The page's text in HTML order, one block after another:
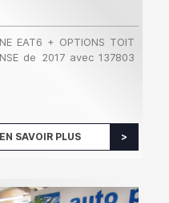
EAT6 + OPTIONS TOIT
de 2017 avec 137803
EN SAVOIR PLUS